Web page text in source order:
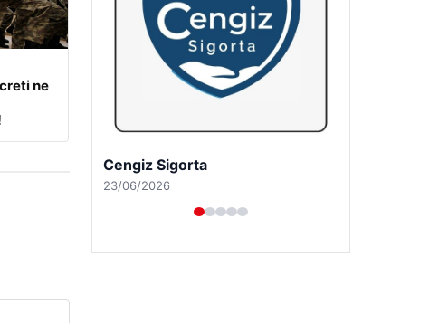
ne
Hastaş Beton
26/05/2026